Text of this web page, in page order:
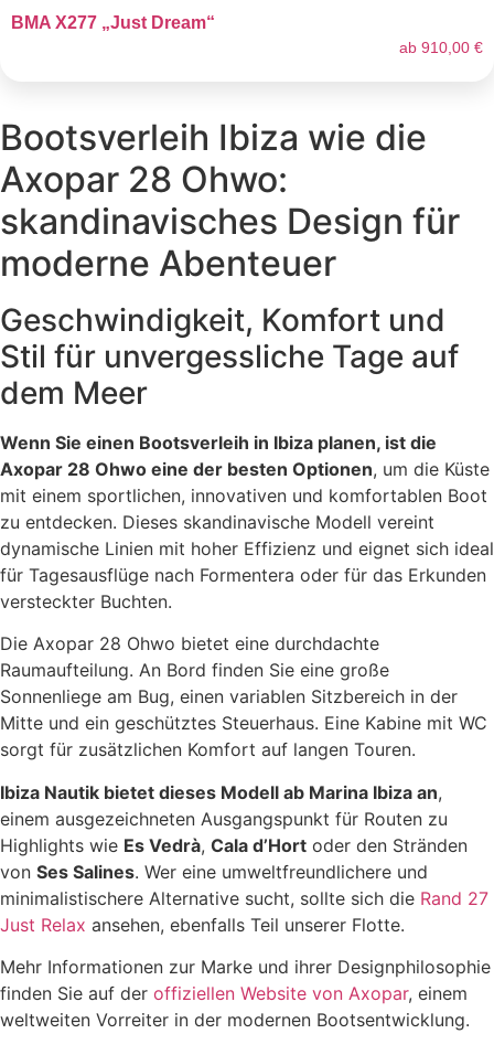
BMA X277 „Just Dream“
ab 910,00 €
Bootsverleih Ibiza wie die
Axopar 28 Ohwo:
skandinavisches Design für
moderne Abenteuer
Geschwindigkeit, Komfort und
Stil für unvergessliche Tage auf
dem Meer
Wenn Sie einen Bootsverleih in Ibiza planen, ist die
Axopar 28 Ohwo eine der besten Optionen, um die Küste
mit einem sportlichen, innovativen und komfortablen Boot
zu entdecken. Dieses skandinavische Modell vereint
dynamische Linien mit hoher Effizienz und eignet sich ideal
für Tagesausflüge nach Formentera oder für das Erkunden
versteckter Buchten.
Die Axopar 28 Ohwo bietet eine durchdachte
Raumaufteilung. An Bord finden Sie eine große
Sonnenliege am Bug, einen variablen Sitzbereich in der
Mitte und ein geschütztes Steuerhaus. Eine Kabine mit WC
sorgt für zusätzlichen Komfort auf langen Touren.
Ibiza Nautik bietet dieses Modell ab Marina Ibiza an,
einem ausgezeichneten Ausgangspunkt für Routen zu
Highlights wie Es Vedrà, Cala d’Hort oder den Stränden
von Ses Salines. Wer eine umweltfreundlichere und
minimalistischere Alternative sucht, sollte sich die Rand 27
Just Relax ansehen, ebenfalls Teil unserer Flotte.
Mehr Informationen zur Marke und ihrer Designphilosophie
finden Sie auf der offiziellen Website von Axopar, einem
weltweiten Vorreiter in der modernen Bootsentwicklung.